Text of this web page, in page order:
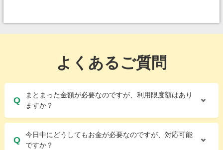
よくあるご質問
まとまった金額が必要なのですが、利用限度額はあり
ますか？
今日中にどうしてもお金が必要なのですが、対応可能
ですか？